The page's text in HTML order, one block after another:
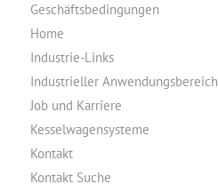
Geschäftsbedingungen
Home
Industrie-Links
Industrieller Anwendungsbereich
Job und Karriere
Kesselwagensysteme
Kontakt
Kontakt Suche